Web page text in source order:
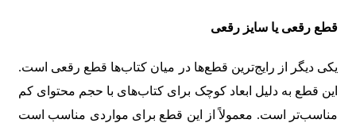
قطع رقعی یا سایز رقعی
یکی دیگر از رایج‌ترین قطع‌ها در میان کتاب‌ها قطع رقعی است.
این قطع به دلیل ابعاد کوچک برای کتاب‌های با حجم محتوای کم
مناسب‌تر است. معمولاً از این قطع برای مواردی مناسب است